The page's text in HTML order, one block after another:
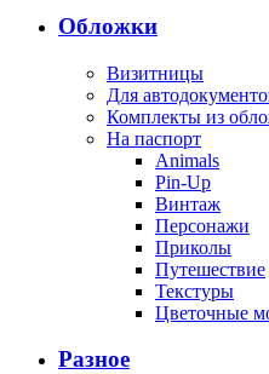
Обложки
Визитницы
Для
Комплекты из
На паспорт
Animals
Pin-Up
Винтаж
Персонажи
Приколы
Путешествие
Текстуры
Цветочные
Разное